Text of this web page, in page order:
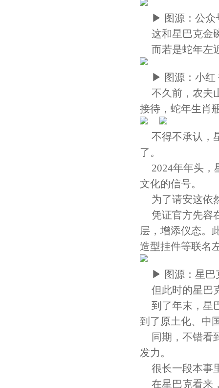
▶ 图源：公众
这和星巴克金
而若是蛇年左
▶ 图源：小红
不久前，农夫
接待，蛇年生肖
不得不承认，
了。
2024年年头，
文化的信号。
为了请安这依
凭证官方先容
层，增添仪态。
造型挂件等联名
▶ 图源：星巴
但此时的星巴
到了年末，星
到了原土化、中
同期，不错看
发力。
很长一段本事
在星巴克看来